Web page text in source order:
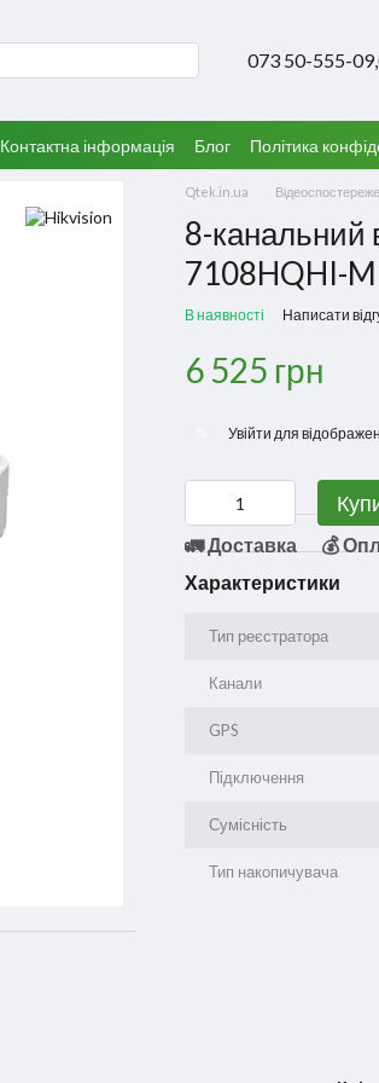
073 50-555-09,
Контактна інформація Блог Політика
Qtek.in.ua
8-канальний
7108HQHI-
В наявності Написати
6 525 грн
Увійти для
🚛 Доставка 💰
Характеристики
Тип реєстратора
Канали
GPS
Підключення
Сумісність
Тип накопичувача